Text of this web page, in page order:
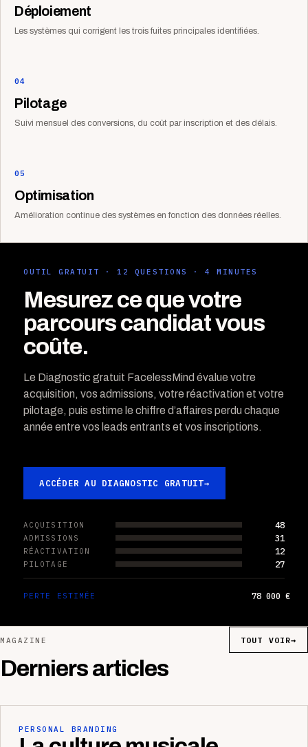
Déploiement
Les systèmes qui corrigent les trois fuites principales identifiées.
04
Pilotage
Suivi mensuel des conversions, du coût par inscription et des délais.
05
Optimisation
Amélioration continue des systèmes en fonction des données réelles.
OUTIL GRATUIT · 12 QUESTIONS · 4 MINUTES
Mesurez ce que votre
parcours candidat vous
coûte.
Le Diagnostic gratuit FacelessMind évalue votre
acquisition, vos admissions, votre réactivation et votre
pilotage, puis estime le chiffre d’affaires perdu chaque
année entre vos leads entrants et vos inscriptions.
ACCÉDER AU DIAGNOSTIC GRATUIT→
ACQUISITION 48
ADMISSIONS 31
RÉACTIVATION 12
PILOTAGE 27
PERTE ESTIMÉE 78 000 €
MAGAZINE
Derniers articles
TOUT VOIR→
PERSONAL BRANDING